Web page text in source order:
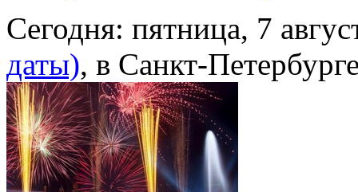
Сегодня: пятница, 7
даты), в Санкт-